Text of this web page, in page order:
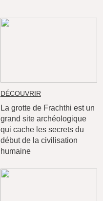
DÉCOUVRIR
La grotte de Frachthi est un
grand site archéologique
qui cache les secrets du
début de la civilisation
humaine